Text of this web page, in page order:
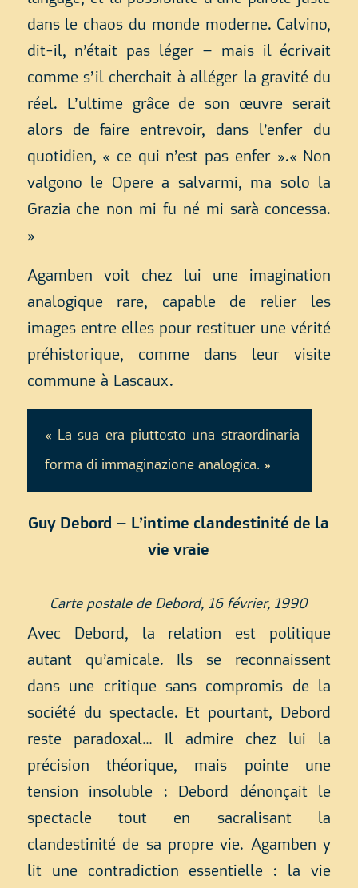
dans le chaos du monde moderne. Calvino,
dit-il, n’était pas léger – mais il écrivait
comme s’il cherchait à alléger la gravité du
réel. L’ultime grâce de son œuvre serait
alors de faire entrevoir, dans l’enfer du
quotidien, « ce qui n’est pas enfer ».« Non
valgono le Opere a salvarmi, ma solo la
Grazia che non mi fu né mi sarà concessa.
»
Agamben voit chez lui une imagination
analogique rare, capable de relier les
images entre elles pour restituer une vérité
préhistorique, comme dans leur visite
commune à Lascaux.
« La sua era piuttosto una straordinaria
forma di immaginazione analogica. »
Guy Debord – L’intime clandestinité de la
vie vraie
Carte postale de Debord, 16 février, 1990
Avec Debord, la relation est politique
autant qu’amicale. Ils se reconnaissent
dans une critique sans compromis de la
société du spectacle. Et pourtant, Debord
reste paradoxal… Il admire chez lui la
précision théorique, mais pointe une
tension insoluble : Debord dénonçait le
spectacle tout en sacralisant la
clandestinité de sa propre vie. Agamben y
lit une contradiction essentielle : la vie